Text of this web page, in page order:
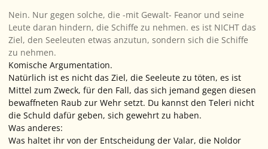
Nein. Nur gegen solche, die -mit Gewalt- Feanor und seine
Leute daran hindern, die Schiffe zu nehmen. es ist NICHT das
Ziel, den Seeleuten etwas anzutun, sondern sich die Schiffe
zu nehmen.
Komische Argumentation.
Natürlich ist es nicht das Ziel, die Seeleute zu töten, es ist
Mittel zum Zweck, für den Fall, das sich jemand gegen diesen
bewaffneten Raub zur Wehr setzt. Du kannst den Teleri nicht
die Schuld dafür geben, sich gewehrt zu haben.
Was anderes:
Was haltet ihr von der Entscheidung der Valar, die Noldor